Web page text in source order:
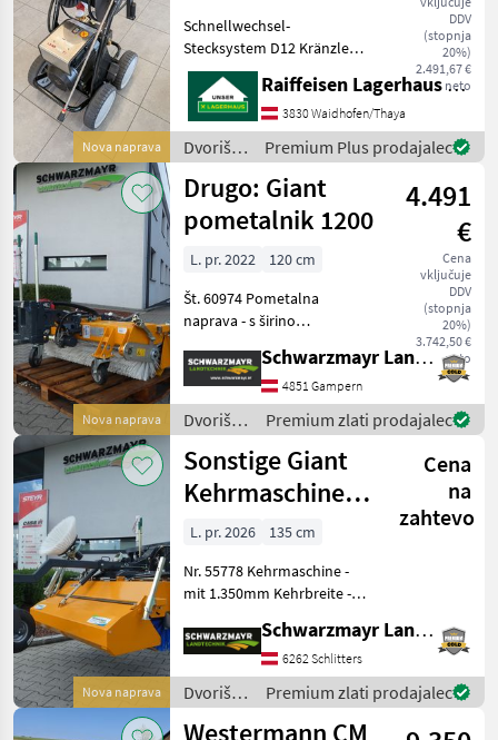
Nova naprava
DDV
(stopnja
20%)
2.491,67 €
neto
Schnellwechsel-
Stecksystem D12 Kränzle
Reihenpumpe Stufenlose
Druckregulierung
Arbeitsdruck 30-170 bar
Wasserleistung 1400 l/h
Motordrehzahl 1400 U/min
Anschlu
Raiffeisen Lagerhaus Waidhofen/Thaya
3830 Waidhofen/Thaya
Dvoriščna
mehanizacija
/ Kränzle
Premium Plus prodajalec
Nova naprava
Drugo: Giant
pometalnik 1200
4.491
€
Cena
vključuje
DDV
(stopnja
20%)
3.742,50 €
neto
L. pr. 2022
120 cm
Št. 60974 Pometalna
naprava - s širino
pometalno krtačo 400 mm -
z mehanskim nagibom - s
hidravlično posodo za
zbiranje odpadkov - z
izravnav
Schwarzmayr Landtechnik GmbH - Gampern
4851 Gampern
Dvoriščna
mehanizacija
/
Sonstige
Premium zlati prodajalec
Nova naprava
Sonstige Giant
Kehrmaschine
1350
Cena
na
zahtevo
L. pr. 2026
135 cm
Nr. 55778 Kehrmaschine -
mit 1.350mm Kehrbreite -
Kehrbesendurchmesser -
mit mechanischer
Schwenkung - mit
Paralellogrammausgleich -
mit 2 Laufräd
Schwarzmayr Landtechnik GmbH - Schlitters
6262 Schlitters
Dvoriščna
mehanizacija
Premium zlati prodajalec
Westermann CM